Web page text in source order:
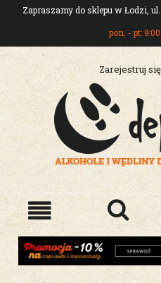
Zapraszamy do sklepu w Łodzi,
pon. - pt:
Zarejestruj się